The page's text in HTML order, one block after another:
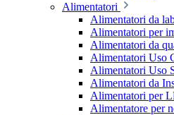
Alimentatori
Alimentatori da
Alimentatori per
Alimentatori da
Alimentatori Uso
Alimentatori Uso
Alimentatori da
Alimentatori per
Alimentatore per